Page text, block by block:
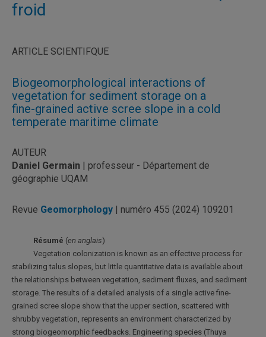
froid
ARTICLE SCIENTIFQUE
Biogeomorphological interactions of
vegetation for sediment storage on a
fine-grained active scree slope in a cold
temperate maritime climate
AUTEUR
Daniel Germain | professeur - Département de
géographie UQAM
Revue Geomorphology | numéro 455 (2024) 109201
Résumé (en anglais)
Vegetation colonization is known as an effective process for
stabilizing talus slopes, but little quantitative data is available about
the relationships between vegetation, sediment fluxes, and sediment
storage. The results of a detailed analysis of a single active fine-
grained scree slope show that the upper section, scattered with
shrubby vegetation, represents an environment characterized by
strong biogeomorphic feedbacks. Engineering species (Thuya